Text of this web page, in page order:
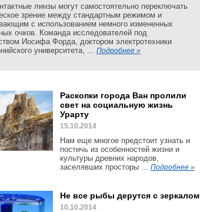
линзы могут самостоятельно переключать
зрение между стандартным режимом и
с использованием немного измененных
очков. Команда исследователей под
Иосифа Форда, доктором электротехники
университета, ... Подробнее »
Раскопки города Ван пролили
свет на социальную жизнь
Урарту
15.10.2014
Нам еще многое предстоит узнать и
постичь из особенностей жизни и
культуры древних народов,
заселявших просторы ... Подробнее »
Не все рыбы дерутся с зеркалом
10.10.2014